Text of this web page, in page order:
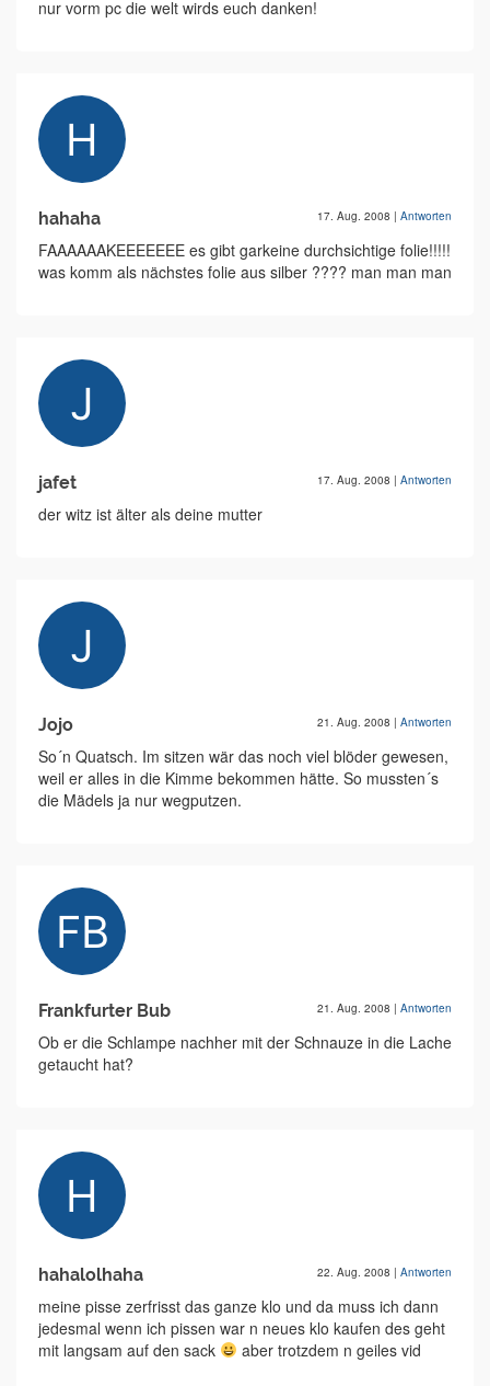
nur vorm pc die welt wirds euch danken!
hahaha 17. Aug. 2008 | Antworten
FAAAAAAKEEEEEEE es gibt garkeine durchsichtige folie!!!!!
was komm als nächstes folie aus silber ???? man man man
jafet 17. Aug. 2008 | Antworten
der witz ist älter als deine mutter
Jojo 21. Aug. 2008 | Antworten
So´n Quatsch. Im sitzen wär das noch viel blöder gewesen,
weil er alles in die Kimme bekommen hätte. So mussten´s
die Mädels ja nur wegputzen.
Frankfurter Bub 21. Aug. 2008 | Antworten
Ob er die Schlampe nachher mit der Schnauze in die Lache
getaucht hat?
hahalolhaha 22. Aug. 2008 | Antworten
meine pisse zerfrisst das ganze klo und da muss ich dann
jedesmal wenn ich pissen war n neues klo kaufen des geht
mit langsam auf den sack
aber trotzdem n geiles vid